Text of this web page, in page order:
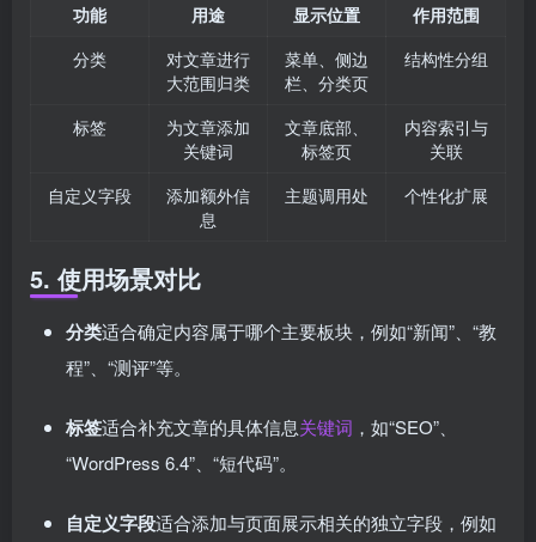
功能 用途 显示位置
作用范围
分类
对文章进行
大范围归类
菜单、侧边
栏、分类页
结构性分组
标签
为文章添加
关键词
文章底部、
标签页
内容索引与
关联
自定义字段
添加额外信
息
主题调用处 个性化扩展
5. 使用场景对比
分类适合确定内容属于哪个主要板块，例如“新闻”、“教
程”、“测评”等。
标签适合补充文章的具体信息关键词 ，如“SEO”、
“WordPress 6.4”、“短代码”。
自定义字段适合添加与页面展示相关的独立字段，例如